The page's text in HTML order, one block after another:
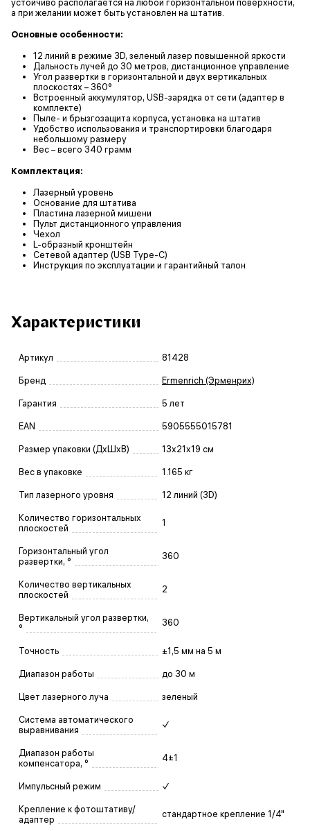
а при желании может быть установлен на штатив.
Основные особенности:
12 линий в режиме 3D, зеленый лазер повышенной яркости
Дальность лучей до 30 метров, дистанционное управление
Угол развертки в горизонтальной и двух вертикальных
плоскостях – 360°
Встроенный аккумулятор, USB-зарядка от сети (адаптер в
комплекте)
Пыле- и брызгозащита корпуса, установка на штатив
Удобство использования и транспортировки благодаря
небольшому размеру
Вес – всего 340 грамм
Комплектация:
Лазерный уровень
Основание для штатива
Пластина лазерной мишени
Пульт дистанционного управления
Чехол
L-образный кронштейн
Сетевой адаптер (USB Type-C)
Инструкция по эксплуатации и гарантийный талон
Характеристики
Артикул 81428
Бренд Ermenrich (Эрменрих)
Гарантия 5 лет
EAN 5905555015781
Размер упаковки (ДxШxВ) 13x21x19 см
Вес в упаковке 1.165 кг
Тип лазерного уровня 12 линий (3D)
Количество горизонтальных
плоскостей
1
Горизонтальный угол
развертки, °
360
Количество вертикальных
плоскостей
2
Вертикальный угол развертки,
°
360
Точность ±1,5 мм на 5 м
Диапазон работы до 30 м
Цвет лазерного луча зеленый
Система автоматического
выравнивания
✓
Диапазон работы
компенсатора, °
4±1
Импульсный режим ✓
Крепление к фотоштативу/
адаптер
стандартное крепление 1/4"